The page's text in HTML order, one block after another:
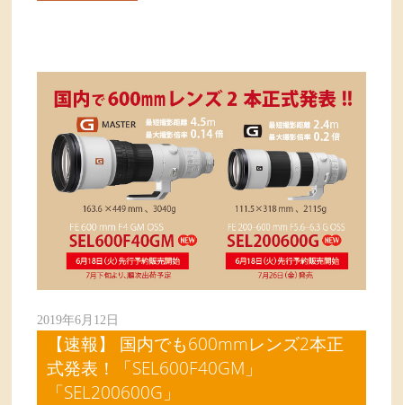
2019年6月12日
【速報】 国内でも600mmレンズ2本正
式発表！「SEL600F40GM」
「SEL200600G」